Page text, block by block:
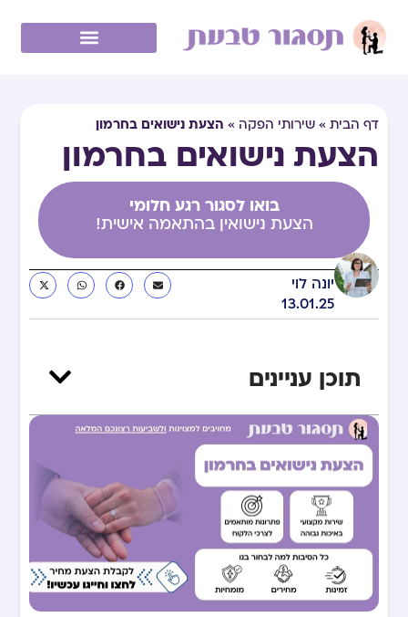
דף הבית »שירותי הפקה » הצעת נישואים בחרמון
הצעת נישואים בחרמון
בואו לסגור רגע חלומי
הצעת נישואין בהתאמה אישית!
יונה לוי
13.01.25
תוכן עניינים